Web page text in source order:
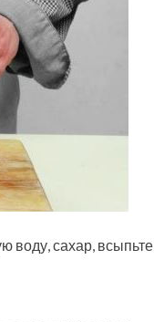
воду, сахар, всыпьте